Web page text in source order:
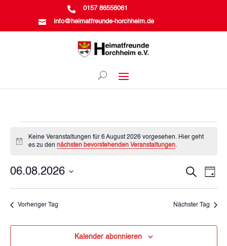
 0157 86556061
 info@heimatfreunde-horchheim.de
Veranstaltungen
6
August
2026
Hinweis
Keine Veranstaltungen für 6 August 2026 vorgesehen. Hier geht
es zu den nächsten bevorstehenden Veranstaltungen.
Suche
Tag
06.08.2026
Vorheriger Tag Nächster Tag
Kalender abonnieren